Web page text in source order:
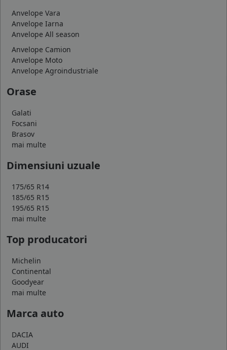
Anvelope Vara
Anvelope Iarna
Anvelope All season
Anvelope Camion
Anvelope Moto
Anvelope Agroindustriale
Orase
Galati
Focsani
Brasov
mai multe
Dimensiuni uzuale
175/65 R14
185/65 R15
195/65 R15
mai multe
Top producatori
Michelin
Continental
Goodyear
mai multe
Marca auto
DACIA
AUDI